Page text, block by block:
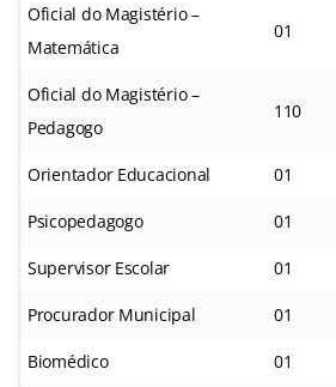
Oficial do Magistério –
Matemática
01
Oficial do Magistério –
Pedagogo
110
Orientador Educacional 01
Psicopedagogo 01
Supervisor Escolar 01
Procurador Municipal 01
Biomédico 01